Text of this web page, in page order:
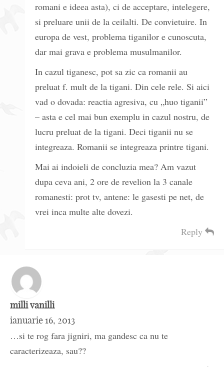
romani e ideea asta), ci de acceptare, intelegere,
si preluare unii de la ceilalti. De convietuire. In
europa de vest, problema tiganilor e cunoscuta,
dar mai grava e problema musulmanilor.
In cazul tiganesc, pot sa zic ca romanii au
preluat f. mult de la tigani. Din cele rele. Si aici
vad o dovada: reactia agresiva, cu „huo tiganii”
– asta e cel mai bun exemplu in cazul nostru, de
lucru preluat de la tigani. Deci tiganii nu se
integreaza. Romanii se integreaza printre tigani.
Mai ai indoieli de concluzia mea? Am vazut
dupa ceva ani, 2 ore de revelion la 3 canale
romanesti: prot tv, antene: le gasesti pe net, de
vrei inca multe alte dovezi.
Reply
milli vanilli
ianuarie 16, 2013
…si te rog fara jigniri, ma gandesc ca nu te
caracterizeaza, sau??